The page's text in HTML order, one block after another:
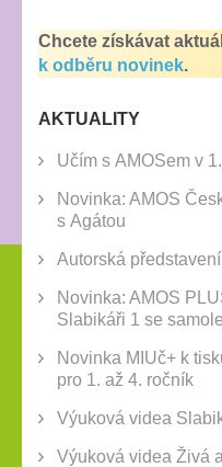
Chcete získávat
k odběru novinek.
AKTUALITY
Učím s AMOSem v
Novinka: AMOS
s Agátou
Autorská
Novinka: AMOS
Slabikáři 1 se
Novinka MIUč+ k
pro 1. až 4. ročník
Výuková videa
Výuková videa Živá